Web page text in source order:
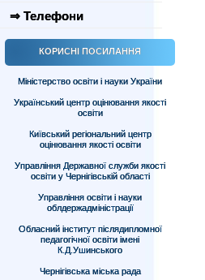
⇒ Телефони
КОРИСНІ ПОСИЛАННЯ
Міністерство освіти і науки України
Український центр оцінювання якості
освіти
Київський регіональний центр
оцінювання якості освіти
Управління Державної служби якості
освіти у Чернігівській області
Управління освіти і науки
облдержадміністрації
Обласний інститут післядипломної
педагогічної освіти імені
К.Д.Ушинського
Чернігівська міська рада